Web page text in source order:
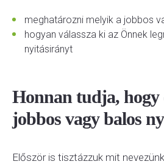
meghatározni melyik a jobbos
hogyan válassza ki az Önnek
nyitásirányt
Honnan tudja, hogy
jobbos vagy balos
Először is tisztázzuk mit